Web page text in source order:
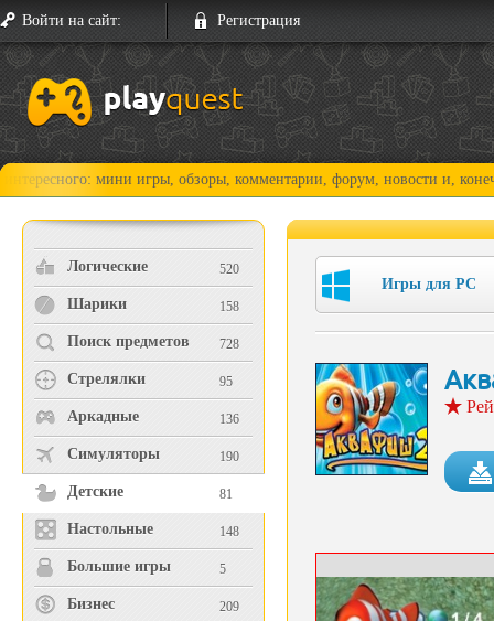
Войти на сайт: Регистрация
мини игры, обзоры, комментарии, форум, новости и, конечно,
Логические 520
Шарики 158
Поиск предметов 728
Стрелялки 95
Аркадные 136
Симуляторы 190
Детские 81
Настольные 148
Большие игры 5
Бизнес 209
Игры для PC